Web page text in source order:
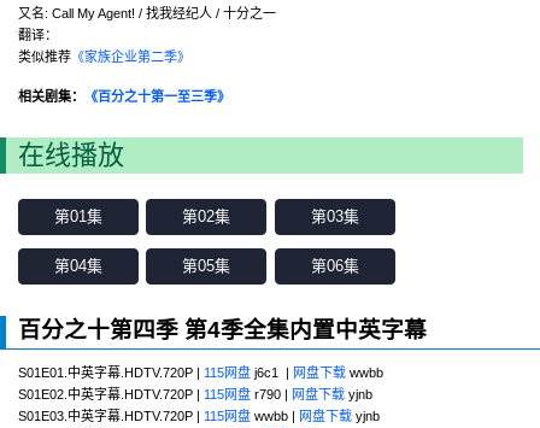
又名: Call My Agent! / 找我经纪人 / 十分之一
翻译：
类似推荐 《家族企业第二季》
相关剧集： 《百分之十第一至三季》
在线播放
第01集 第02集 第03集
第04集 第05集 第06集
百分之十第四季 第4季全集内置中英字幕
S01E01.中英字幕.HDTV.720P | 115网盘 j6c1 | 网盘下载 wwbb
S01E02.中英字幕.HDTV.720P | 115网盘 r790 | 网盘下载 yjnb
S01E03.中英字幕.HDTV.720P | 115网盘 wwbb | 网盘下载 yjnb